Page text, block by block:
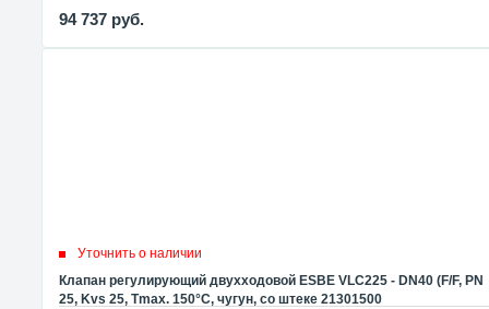
94 737 руб.
Уточнить о наличии
Клапан регулирующий двухходовой ESBE VLC225 - DN40 (F/F, PN
25, Kvs 25, Tmax. 150°C, чугун, со штеке 21301500